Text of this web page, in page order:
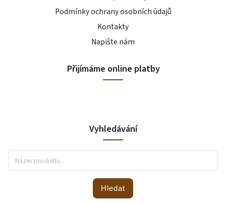
Podmínky ochrany osobních údajů
Kontakty
Napište nám
Přijímáme online platby
Vyhledávání
Hledat